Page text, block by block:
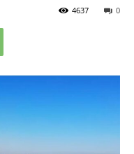
0
4637